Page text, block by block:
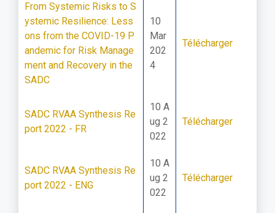
From Systemic Risks to S
ystemic Resilience: Less
ons from the COVID-19 P
andemic for Risk Manage
ment and Recovery in the
SADC
10
Mar
202
4
Télécharger
SADC RVAA Synthesis Re
port 2022 - FR
10 A
ug 2
022
Télécharger
SADC RVAA Synthesis Re
port 2022 - ENG
10 A
ug 2
022
Télécharger